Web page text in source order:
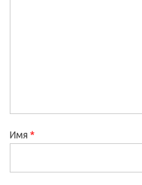
Имя *